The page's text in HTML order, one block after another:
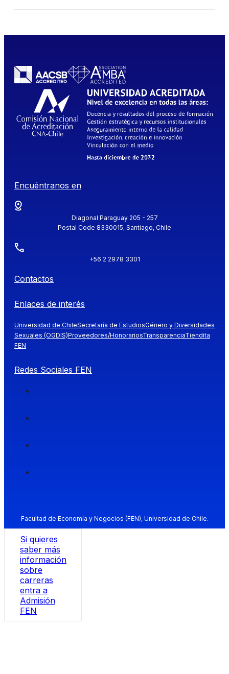
Encuéntranos en
Diagonal Paraguay 205 - 257
Postal Code 8330015, Santiago, Chile
+56 2 2978 3301
Contactos
Enlaces de interés
Universidad de ChileSecretaría de EstudiosGénero y Diversidades
Sexuales (OGDIS)Proveedores/HonorariosTransparenciaTiendita
FEN
Redes Sociales FEN
Facultad de Economía y Negocios (FEN), Universidad de Chile.
Si quieres
saber más
información
sobre
carreras
entra a
Admisión
FEN